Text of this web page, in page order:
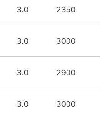
3.0 2350
3.0 3000
3.0 2900
3.0 3000